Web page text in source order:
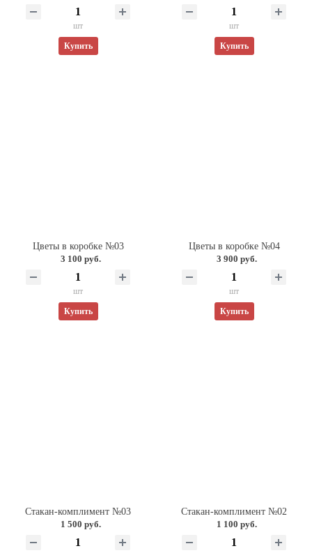
шт
Купить
шт
Купить
Цветы в коробке №03
3 100 руб.
шт
Купить
Цветы в коробке №04
3 900 руб.
шт
Купить
Стакан-комплимент №03
1 500 руб.
Стакан-комплимент №02
1 100 руб.